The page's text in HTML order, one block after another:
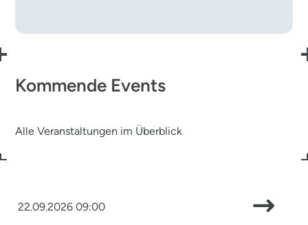
Kommende Events
Alle Veranstaltungen im Überblick
22.09.2026 09:00